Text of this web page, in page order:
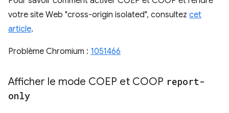
votre site Web "cross-origin isolated", consultez cet
article.
Problème Chromium : 1051466
Afficher le mode COEP et COOP report-
only